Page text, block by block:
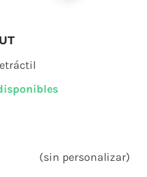
(sin personalizar)